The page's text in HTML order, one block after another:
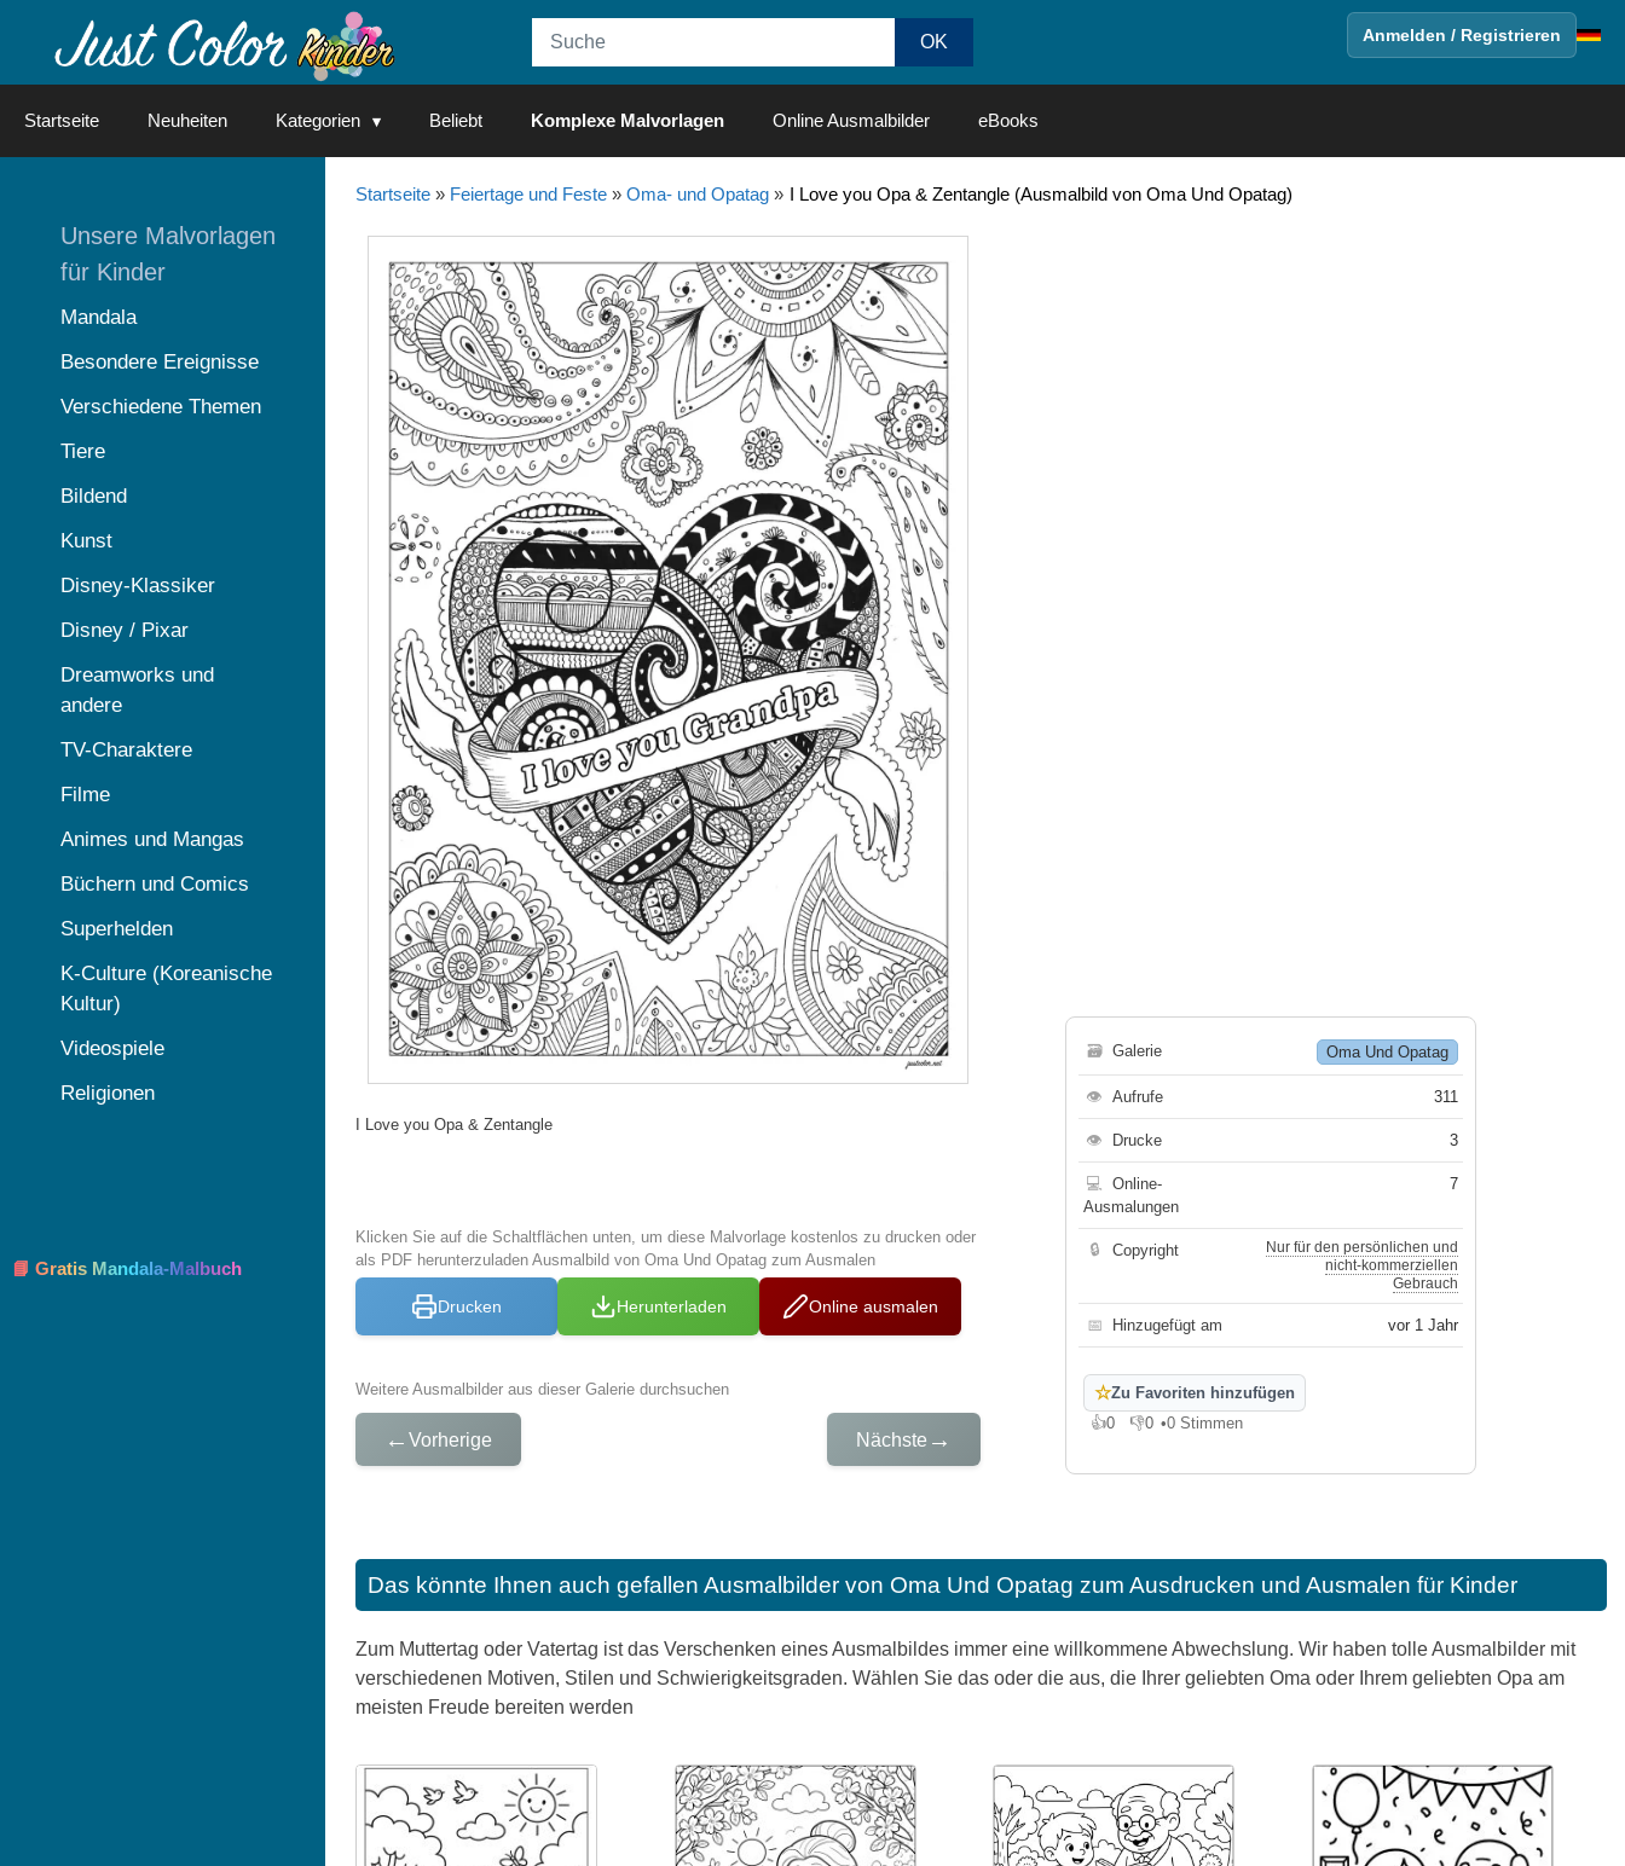
Anmelden / Registrieren
Startseite Neuheiten Kategorien Beliebt Komplexe Malvorlagen Online Ausmalbilder eBooks
Startseite» Feiertage und Feste» Oma- und Opatag» I Love you Opa & Zentangle (Ausmalbild von Oma Und Opatag)
I Love you Opa & Zentangle
Klicken Sie auf die Schaltflächen unten, um diese Malvorlage kostenlos zu drucken oder
als PDF herunterzuladen Ausmalbild von Oma Und Opatag zum Ausmalen
Drucken Herunterladen Online ausmalen
Weitere Ausmalbilder aus dieser Galerie durchsuchen
← Vorherige Nächste →
🗃 Galerie Oma Und Opatag
👁 Aufrufe 311
👁 Drucke 3
💻
Online-
Ausmalungen
7
🔒 Copyright
Nur für den persönlichen und
nicht-kommerziellen
Gebrauch
📅 Hinzugefügt am vor 1 Jahr
☆Zu Favoriten hinzufügen
👍0
Gefällt mir
👎0
Gefällt mir nicht
•0 Stimmen
Das könnte Ihnen auch gefallen Ausmalbilder von Oma Und Opatag zum Ausdrucken und Ausmalen für Kinder
Zum Muttertag oder Vatertag ist das Verschenken eines Ausmalbildes immer eine willkommene Abwechslung. Wir haben tolle Ausmalbilder mit
verschiedenen Motiven, Stilen und Schwierigkeitsgraden. Wählen Sie das oder die aus, die Ihrer geliebten Oma oder Ihrem geliebten Opa am
meisten Freude bereiten werden
Unsere Malvorlagen
für Kinder
Mandala
Besondere Ereignisse
Verschiedene Themen
Tiere
Bildend
Kunst
Disney-Klassiker
Disney / Pixar
Dreamworks und
andere
TV-Charaktere
Filme
Animes und Mangas
Büchern und Comics
Superhelden
K-Culture (Koreanische
Kultur)
Videospiele
Religionen
📘 Gratis Mandala-Malbuch